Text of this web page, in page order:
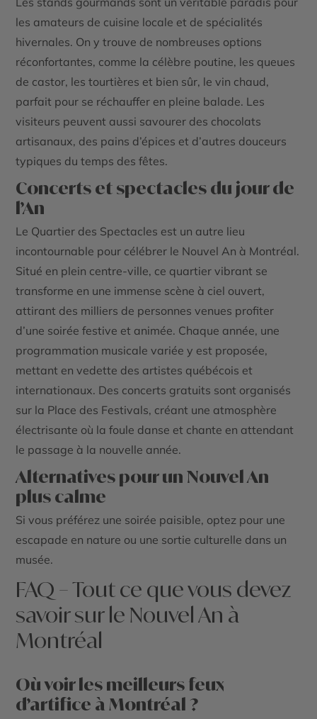
les amateurs de cuisine locale et de spécialités
hivernales. On y trouve de nombreuses options
réconfortantes, comme la célèbre poutine, les queues
de castor, lestourtières et bien sûr, levin chaud,
parfait pour se réchauffer en pleine balade. Les
visiteurs peuvent aussi savourer des chocolats
artisanaux, des pains d’épices et d’autres douceurs
typiques du temps des fêtes.
Concerts et spectacles du jour de
l’An
Le Quartier des Spectacles est un autre lieu
incontournable pour célébrer le Nouvel An à Montréal.
Situé en plein centre-ville, ce quartier vibrant se
transforme en une immense scène à ciel ouvert,
attirant des milliers de personnes venues profiter
d’une soirée festive et animée. Chaque année, une
programmation musicale variée y est proposée,
mettant en vedette des artistes québécois et
internationaux. Des concerts gratuits sont organisés
sur la Place des Festivals, créant une atmosphère
électrisante où la foule danse et chante en attendant
le passage à la nouvelle année.
Alternatives pour un Nouvel An
plus calme
Si vous préférez une soirée paisible, optez pour une
escapade en nature ou une sortie culturelle dans un
musée.
FAQ – Tout ce que vous devez
savoir sur le Nouvel An à
Montréal
Où voir les meilleurs feux
d’artifice à Montréal ?